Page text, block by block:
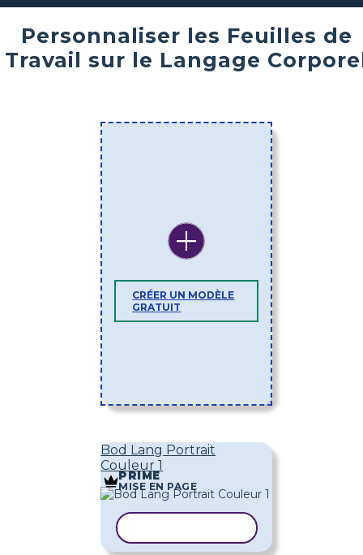
Personnaliser les Feuilles de
Travail sur le Langage
CRÉER UN MODÈLE
GRATUIT
Bod Lang Portrait
Couleur 1
PRIME
MISE EN PAGE